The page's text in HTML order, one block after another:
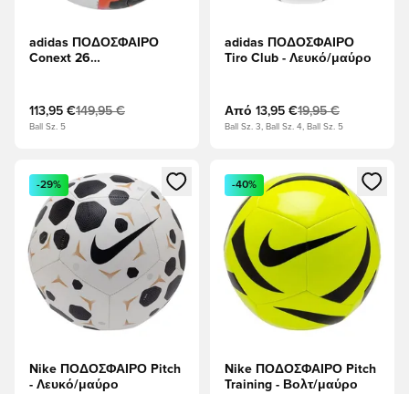
adidas ΠΟΔΟΣΦΑΙΡΟ
Conext 26
113,95 €149,95 €
Ball Sz. 5
adidas ΠΟΔΟΣΦΑΙΡΟ
Tiro Club - Λευκό/μαύρο
Από 13,95 €19,95 €
Ball Sz. 3, Ball Sz. 4, Ball Sz. 5
Ανοίγει ένα Modal για να συνδεθείτε ή να εγγραφείτε ως
-29%
Nike ΠΟΔΟΣΦΑΙΡΟ Pitch
- Λευκό/μαύρο
Ανοίγει ένα Modal για να
-40%
Nike ΠΟΔΟΣΦΑΙΡΟ Pitch
Training - Βολτ/μαύρο